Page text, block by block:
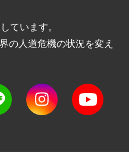
ています。
の人道危機の状況を変え